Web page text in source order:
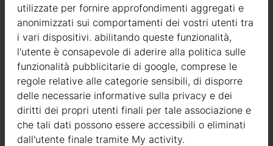
Siamo attivi nel settore della produzione di strutture in
legno dal 2004. Nel corso di questi anni, abbiamo
selezionato i migliori fornitori di legname. Utilizziamo
esclusivamente abete nordico a crescita lenta
proveniente da foreste certificate FSC nell’Europa del
Nord.
Il legno di abete nordico si distingue per le sue
caratteristiche ideali per la costruzione di case in legno. È
di colore molto chiaro, con pochi nodi ed è noto per la
utilizzate per fornire approfondimenti aggregati e
anonimizzati sui comportamenti dei vostri utenti tra
i vari dispositivi. abilitando queste funzionalità,
l'utente è consapevole di aderire alla politica sulle
funzionalità pubblicitarie di google, comprese le
regole relative alle categorie sensibili, di disporre
delle necessarie informative sulla privacy e dei
diritti dei propri utenti finali per tale associazione e
che tali dati possono essere accessibili o eliminati
dall'utente finale tramite My activity.